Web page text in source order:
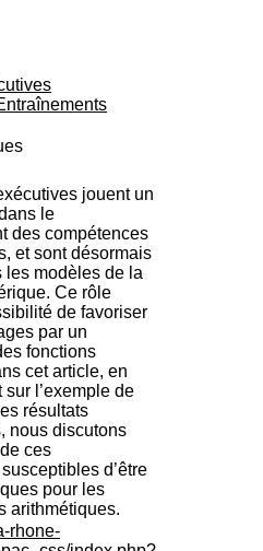
jouent un
le
des compétences
et sont désormais
les modèles de la
Ce rôle
de favoriser
par un
fonctions
cet article, en
l’exemple de
résultats
nous discutons
ces
d’être
pour les
arithmétiques.
rhone-